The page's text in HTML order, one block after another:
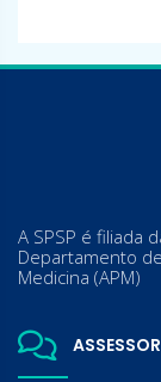
A SPSP é filiada
Departamento
Medicina (APM)